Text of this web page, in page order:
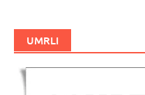
UMRLI